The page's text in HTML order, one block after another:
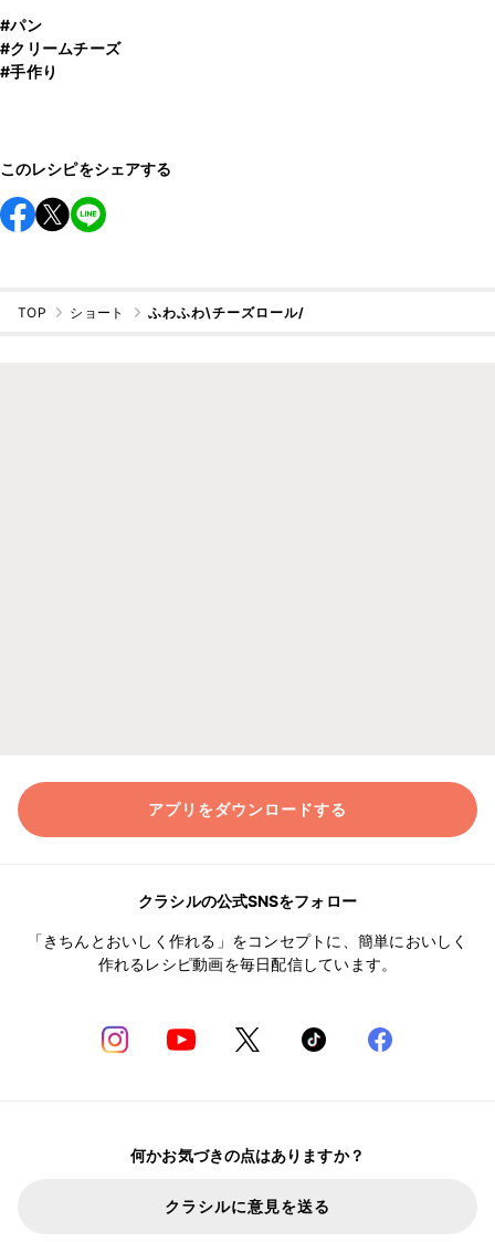
#パン
#クリームチーズ
#手作り
このレシピをシェアする
TOP ショート ふわふわ\チーズロール/
アプリをダウンロードする
クラシルの公式SNSをフォロー
「きちんとおいしく作れる」をコンセプトに、簡単においしく
作れるレシピ動画を毎日配信しています。
何かお気づきの点はありますか？
クラシルに意見を送る